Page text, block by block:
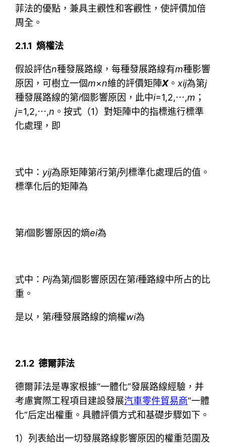
菲法的優點，兼具主觀性和客觀性，使評價加倍
周全。
2.1.1 熵權法
假設評估n種發展路線，每種發展路線有m種影響
原因，可樹立一個m×n維的評價矩陣X。 xij為第j
種發展路線的第i個影響原因，此中i=1,2,⋯,m ；
j=1,2,⋯,n 。按式（1）對矩陣中的指標進行標準
化處理，即
式中： yij為原矩陣第i行第j列標準化處理后的值。
標準化后的矩陣為
第i個影響原因的熵ei為
式中： Pij為第j個影響原因在第i種路線中所占的比
重。
是以，第i種發展路線的熵權wi為
2.1.2 德爾菲法
德爾菲法是專家根據“一體化”發展路線經驗，并
考慮實際工程項目建設發展汽車零件貿易商“一體
化”后定出權重。具體評價方式和基礎步驟如下。
1）列表給出一切發展路線影響原因的權重范圍及